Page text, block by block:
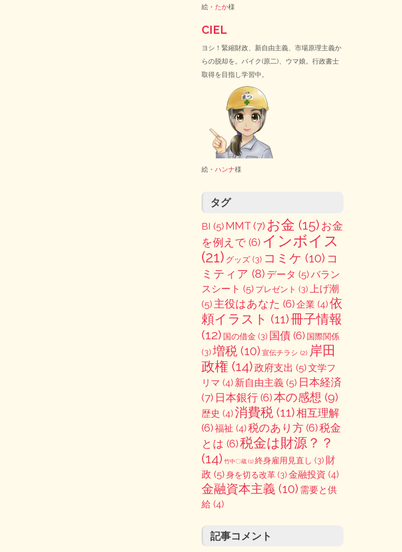
絵・ たか様
CIEL
ヨシ！緊縮財政、新自由主義、市場原理主義か
らの脱却を。バイク(原二)、ウマ娘。行政書士
取得を目指し学習中。
絵・ ハンナ様
タグ
BI (5) MMT(7) お金 (15) お金
を例えで(6) インボイス
(21) グッズ(3) コミケ (10) コ
ミティア (8) データ (5)バラン
スシート (5) プレゼント (3) 上げ潮
(5) 主役はあなた (6)企業 (4)依
頼イラスト (11)冊子情報
(12) 国の借金 (3) 国債(6) 国際関係
(3) 増税(10) 宣伝チラシ (2) 岸田
政権 (14)政府支出 (5)文学フ
リマ (4) 新自由主義 (5) 日本経済
(7) 日本銀行(6)本の感想 (9)
歴史 (4)消費税(11)相互理解
(6)福祉 (4)税のあり方(6)税金
とは (6)税金は財源？？
(14) 竹中〇蔵(1) 終身雇用見直し (3) 財
政 (5) 身を切る改革(3) 金融投資 (4)
金融資本主義 (10) 需要と供
給 (4)
記事コメント